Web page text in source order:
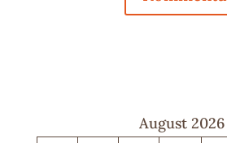
August 2026